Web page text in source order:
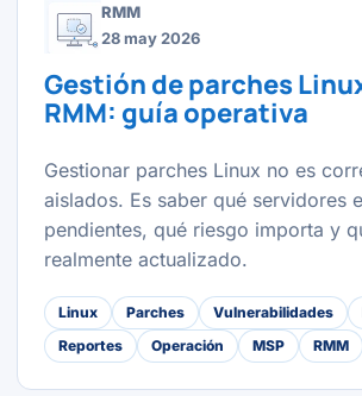
RMM
28 may 2026
Gestión de parches
RMM: guía operativa
Gestionar parches Linux no es
aislados. Es saber qué servidores
pendientes, qué riesgo importa y
realmente actualizado.
Linux Parches Vulnerabilidades
Reportes
Operación MSP RMM